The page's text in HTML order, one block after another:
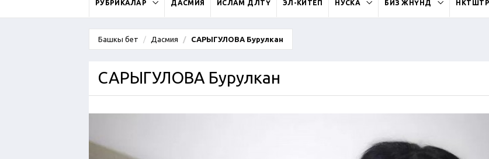
РУБРИКАЛАР ДАСМИЯ ИСЛАМ ДӨӨЛӨТҮ ЭЛ-КИТЕП НУСКА БИЗ ЖӨНҮНДӨ ӨНӨКТӨШТӨР
Башкы бет Дасмия САРЫГУЛОВА Бурулкан
САРЫГУЛОВА Бурулкан